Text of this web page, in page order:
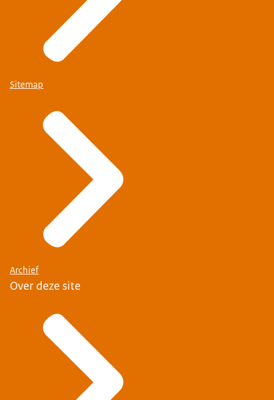
Sitemap
Archief
Over deze site